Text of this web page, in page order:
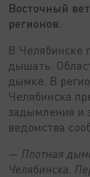
Восточный
регионов.
В Челябинске
дышать.
дымке. В
Челябинска
задымления и
ведомства
— Плотная
Челябинска.